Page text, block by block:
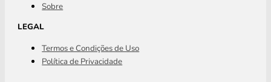
Sobre
LEGAL
Termos e Condições de Uso
Política de Privacidade